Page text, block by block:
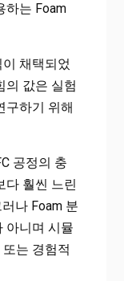
하는 Foam
채택되었
의 값은 실험
구하기 위해
공정의 충
다 훨씬 느린
나 Foam 분
아니며 시뮬
는 경험적